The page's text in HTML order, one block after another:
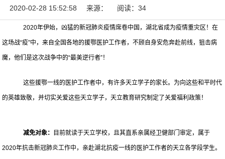
2020-02-28 15:52:58 来源： 阅读：34
2020年伊始，凶猛的新冠肺炎疫情席卷中国，湖北省成为疫情重灾区！在
这场战“疫”中，来自全国各地的援鄂医护工作者，不顾自身安危奔赴前线，狙击病
魔，他们是这次战争中的“最美逆行者”！
这些援鄂一线的医护工作者中，有许多天立学子的家长。为向这些和平时代
的英雄致敬，并切实关爱这些天立学子，天立教育研究制定了关爱福利政策！
减免对象： 目前就读于天立学校，且其直系亲属经卫健部门审定，属于
2020年抗击新冠肺炎工作中，亲赴湖北抗疫一线的医护工作者的天立各学段学生。